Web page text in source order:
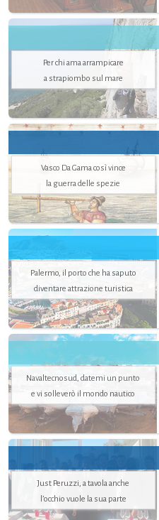
Per chi ama arrampicare
a strapiombo sul mare
Vasco Da Gama così vince
la guerra delle spezie
Palermo, il porto che ha saputo
diventare attrazione turistica
Navaltecnosud, datemi un punto
e vi solleverò il mondo nautico
Just Peruzzi, a tavola anche
l’occhio vuole la sua parte